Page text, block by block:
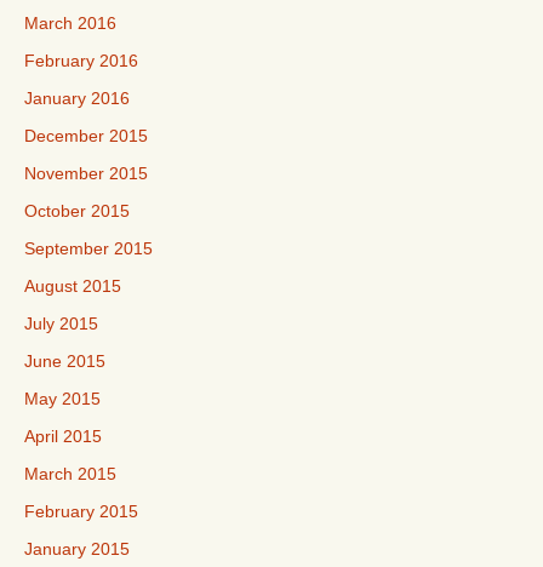
March 2016
February 2016
January 2016
December 2015
November 2015
October 2015
September 2015
August 2015
July 2015
June 2015
May 2015
April 2015
March 2015
February 2015
January 2015